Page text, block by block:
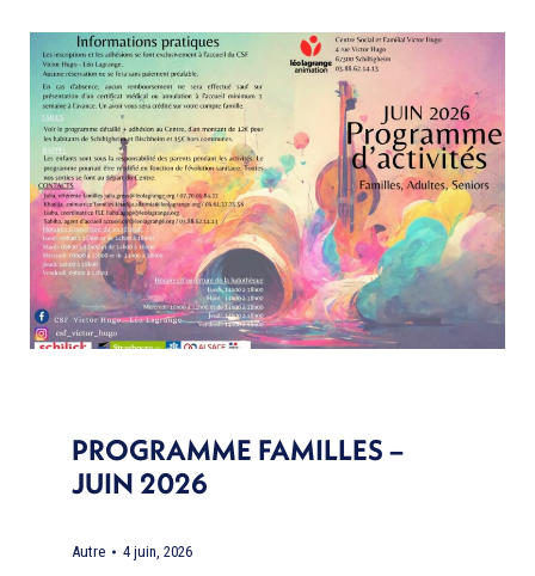
PROGRAMME FAMILLES –
JUIN 2026
Autre 4 juin, 2026